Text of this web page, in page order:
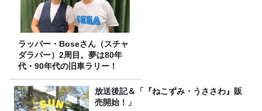
ラッパー・Boseさん（スチャ
ダラパー）2周目。夢は80年
代・90年代の旧車ラリー！
放送後記＆「『ねこずみ・うささわ』販
売開始！」